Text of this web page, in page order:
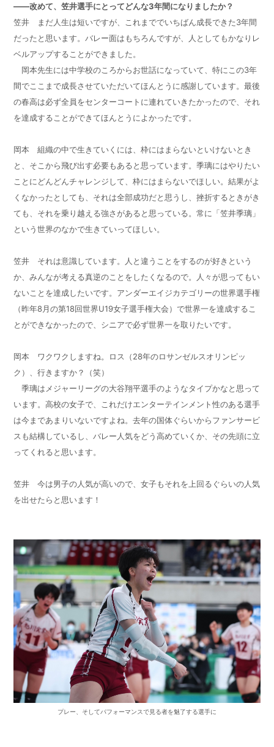
——改めて、笠井選手にとってどんな3年間になりましたか？
笠井 まだ人生は短いですが、これまででいちばん成長できた3年間
だったと思います。バレー面はもちろんですが、人としてもかなりレ
ベルアップすることができました。
岡本先生には中学校のころからお世話になっていて、特にこの3年
間でここまで成長させていただいてほんとうに感謝しています。最後
の春高は必ず全員をセンターコートに連れていきたかったので、それ
を達成することができてほんとうによかったです。
岡本 組織の中で生きていくには、枠にはまらないといけないとき
と、そこから飛び出す必要もあると思っています。季璃にはやりたい
ことにどんどんチャレンジして、枠にはまらないでほしい。結果がよ
くなかったとしても、それは全部成功だと思うし、挫折するときがき
ても、それを乗り越える強さがあると思っている。常に「笠井季璃」
という世界のなかで生きていってほしい。
笠井 それは意識しています。人と違うことをするのが好きという
か、みんなが考える真逆のことをしたくなるので。人々が思ってもい
ないことを達成したいです。アンダーエイジカテゴリーの世界選手権
（昨年8月の第18回世界U19女子選手権大会）で世界一を達成するこ
とができなかったので、シニアで必ず世界一を取りたいです。
岡本 ワクワクしますね。ロス（28年のロサンゼルスオリンピッ
ク）、行きますか？（笑）
季璃はメジャーリーグの大谷翔平選手のようなタイプかなと思って
います。高校の女子で、これだけエンターテインメント性のある選手
は今まであまりいないですよね。去年の国体ぐらいからファンサービ
スも結構しているし、バレー人気をどう高めていくか、その先頭に立
ってくれると思います。
笠井 今は男子の人気が高いので、女子もそれを上回るぐらいの人気
を出せたらと思います！
プレー、そしてパフォーマンスで見る者を魅了する選手に